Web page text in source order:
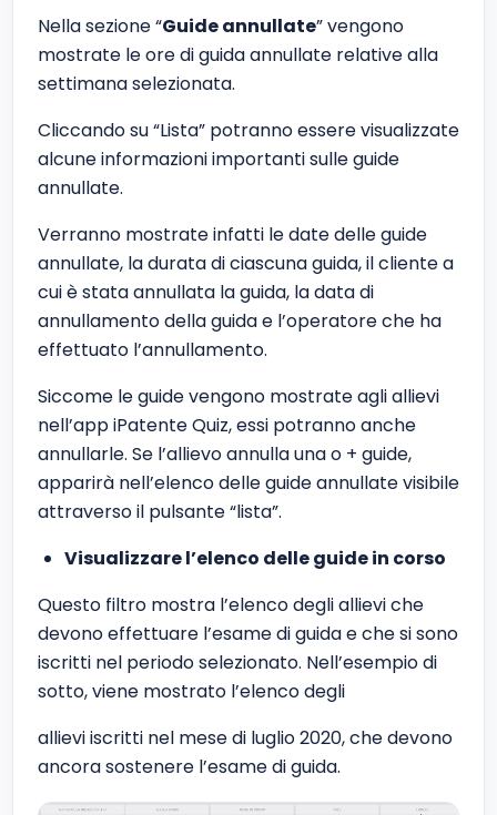
Nella sezione “Guide annullate” vengono
mostrate le ore di guida annullate relative alla
settimana selezionata.
Cliccando su “Lista” potranno essere visualizzate
alcune informazioni importanti sulle guide
annullate.
Verranno mostrate infatti le date delle guide
annullate, la durata di ciascuna guida, il cliente a
cui è stata annullata la guida, la data di
annullamento della guida e l’operatore che ha
effettuato l’annullamento.
Siccome le guide vengono mostrate agli allievi
nell’app iPatente Quiz, essi potranno anche
annullarle. Se l’allievo annulla una o + guide,
apparirà nell’elenco delle guide annullate visibile
attraverso il pulsante “lista”.
Visualizzare l’elenco delle guide in corso
Questo filtro mostra l’elenco degli allievi che
devono effettuare l’esame di guida e che si sono
iscritti nel periodo selezionato. Nell’esempio di
sotto, viene mostrato l’elenco degli
allievi iscritti nel mese di luglio 2020, che devono
ancora sostenere l’esame di guida.